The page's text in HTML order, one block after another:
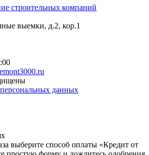
строительных компаний
выемки, д.2, кор.1
данных
выберите способ оплаты «Кредит от